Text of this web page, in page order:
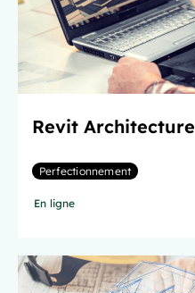
Revit Architecture
Perfectionnement
En ligne